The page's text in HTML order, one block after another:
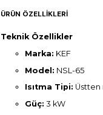
ÜRÜN ÖZELLIKLERI
Teknik Özellikler
Marka: KEF
Model: NSL-65
Isıtma Tipi: Üstten
Güç: 3 kW